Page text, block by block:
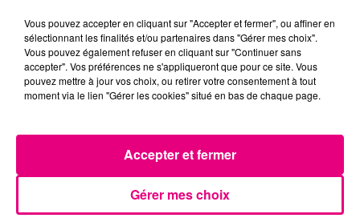
Capricorne Verseau Poissons
Vous pouvez accepter en cliquant sur "Accepter et fermer", ou affiner en
sélectionnant les finalités et/ou partenaires dans "Gérer mes choix".
Vous pouvez également refuser en cliquant sur "Continuer sans
accepter". Vos préférences ne s'appliqueront que pour ce site. Vous
pouvez mettre à jour vos choix, ou retirer votre consentement à tout
moment via le lien "Gérer les cookies" situé en bas de chaque page.
Gérer mes choix
Accepter et fermer